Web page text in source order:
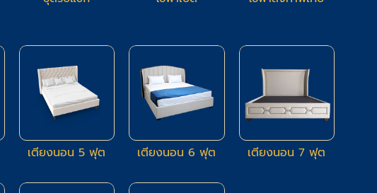
เตียงนอน 5 ฟุต เตียงนอน 6 ฟุต เตียงนอน 7 ฟุต